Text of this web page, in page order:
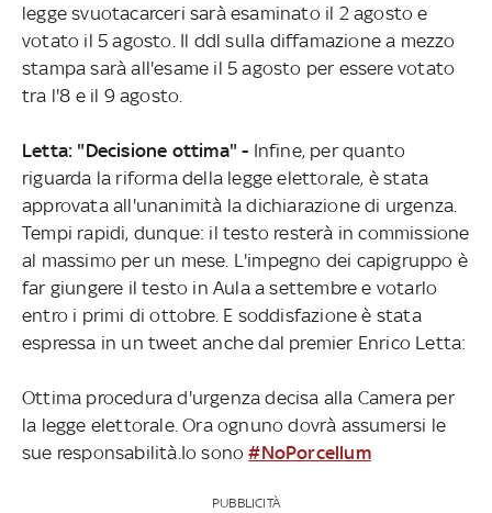
legge svuotacarceri sarà esaminato il 2 agosto e
votato il 5 agosto. Il ddl sulla diffamazione a mezzo
stampa sarà all'esame il 5 agosto per essere votato
tra l'8 e il 9 agosto.
Letta: "Decisione ottima" - Infine, per quanto
riguarda la riforma della legge elettorale, è stata
approvata all'unanimità la dichiarazione di urgenza.
Tempi rapidi, dunque: il testo resterà in commissione
al massimo per un mese. L'impegno dei capigruppo è
far giungere il testo in Aula a settembre e votarlo
entro i primi di ottobre. E soddisfazione è stata
espressa in un tweet anche dal premier Enrico Letta:
Ottima procedura d'urgenza decisa alla Camera per
la legge elettorale. Ora ognuno dovrà assumersi le
sue responsabilità.Io sono#NoPorcellum
PUBBLICITÀ